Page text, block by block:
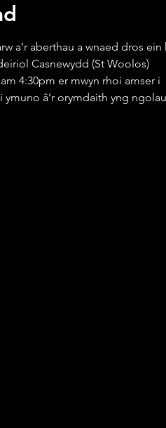
a’r aberthau a wnaed dros
Casnewydd (St Woolos)
4:30pm er mwyn rhoi amser i
â’r orymdaith yng